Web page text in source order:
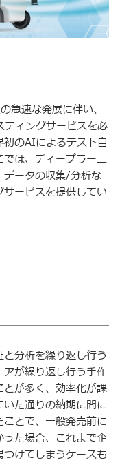
速な発展に伴い、
ィングサービスを必
のAIによるテスト自
は、ディープラーニ
データの収集/分析な
ービスを提供してい
分析を繰り返し行う
が繰り返し行う手作
が多く、効率化が課
た通りの納期に間に
とで、一般発売前に
た場合、これまで企
けてしまうケースも